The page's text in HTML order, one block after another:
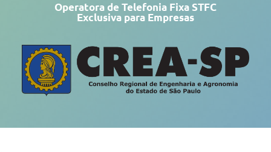
Operatora de Telefonia Fixa STFC
Exclusiva para Empresas